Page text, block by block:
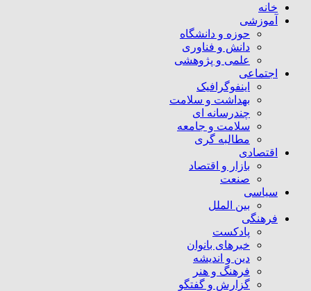
خانه
آموزشی
حوزه و دانشگاه
دانش و فناوری
علمی و پژوهشی
اجتماعی
اینفوگرافیک
بهداشت و سلامت
چندرسانه ای
سلامت و جامعه
مطالبه گری
اقتصادی
بازار و اقتصاد
صنعت
سیاسی
بین الملل
فرهنگی
پادکست
خبرهای بانوان
دین و اندیشه
فرهنگ و هنر
گزارش و گفتگو